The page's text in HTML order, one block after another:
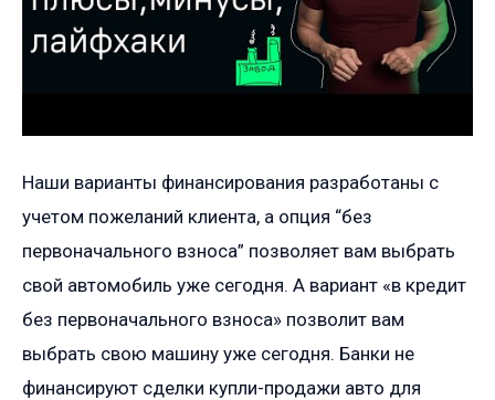
Наши варианты финансирования разработаны с
учетом пожеланий клиента, а опция “без
первоначального взноса” позволяет вам выбрать
свой автомобиль уже сегодня. А вариант «в кредит
без первоначального взноса» позволит вам
выбрать свою машину уже сегодня. Банки не
финансируют сделки купли-продажи авто для